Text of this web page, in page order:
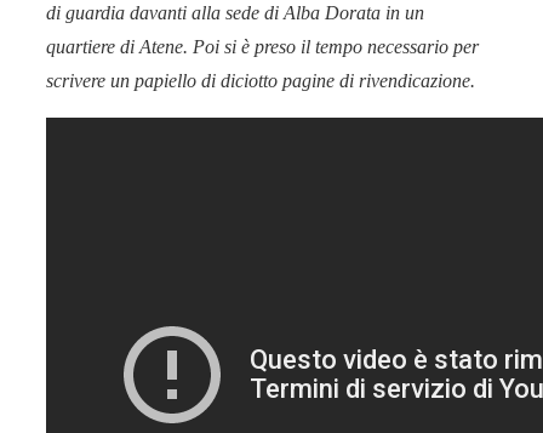
di guardia davanti alla sede di Alba Dorata in un
quartiere di Atene. Poi si è preso il tempo necessario per
scrivere un papiello di diciotto pagine di rivendicazione.